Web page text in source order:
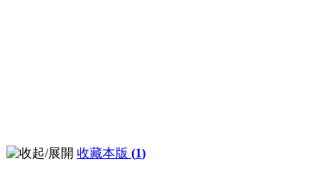
收藏本版 (1)